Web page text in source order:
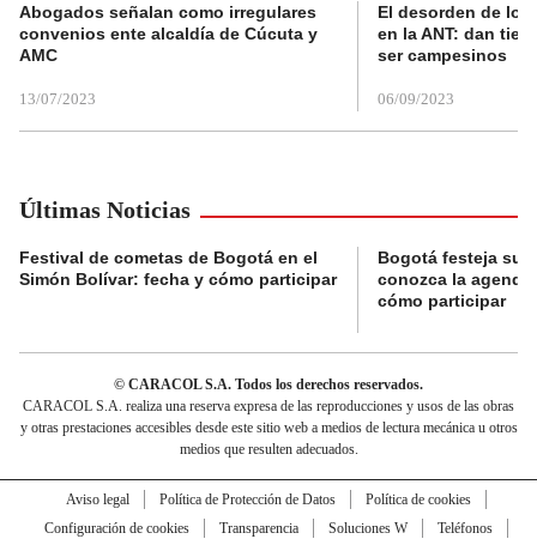
Abogados señalan como irregulares
convenios ente alcaldía de Cúcuta y
AMC
13/07/2023
El desorden de
en la ANT: dan
ser campesinos
06/09/2023
Últimas Noticias
Festival de cometas de Bogotá en el
Simón Bolívar: fecha y cómo participar
Bogotá festeja su
conozca la
cómo participar
© CARACOL S.A. Todos los derechos reservados.
CARACOL S.A. realiza una reserva expresa de las reproducciones y usos de las obras
y otras prestaciones accesibles desde este sitio web a medios de lectura mecánica u otros
medios que resulten adecuados.
Aviso legal Política de Protección de Datos
Política de cookies
Configuración de cookies
Transparencia Soluciones W
Teléfonos